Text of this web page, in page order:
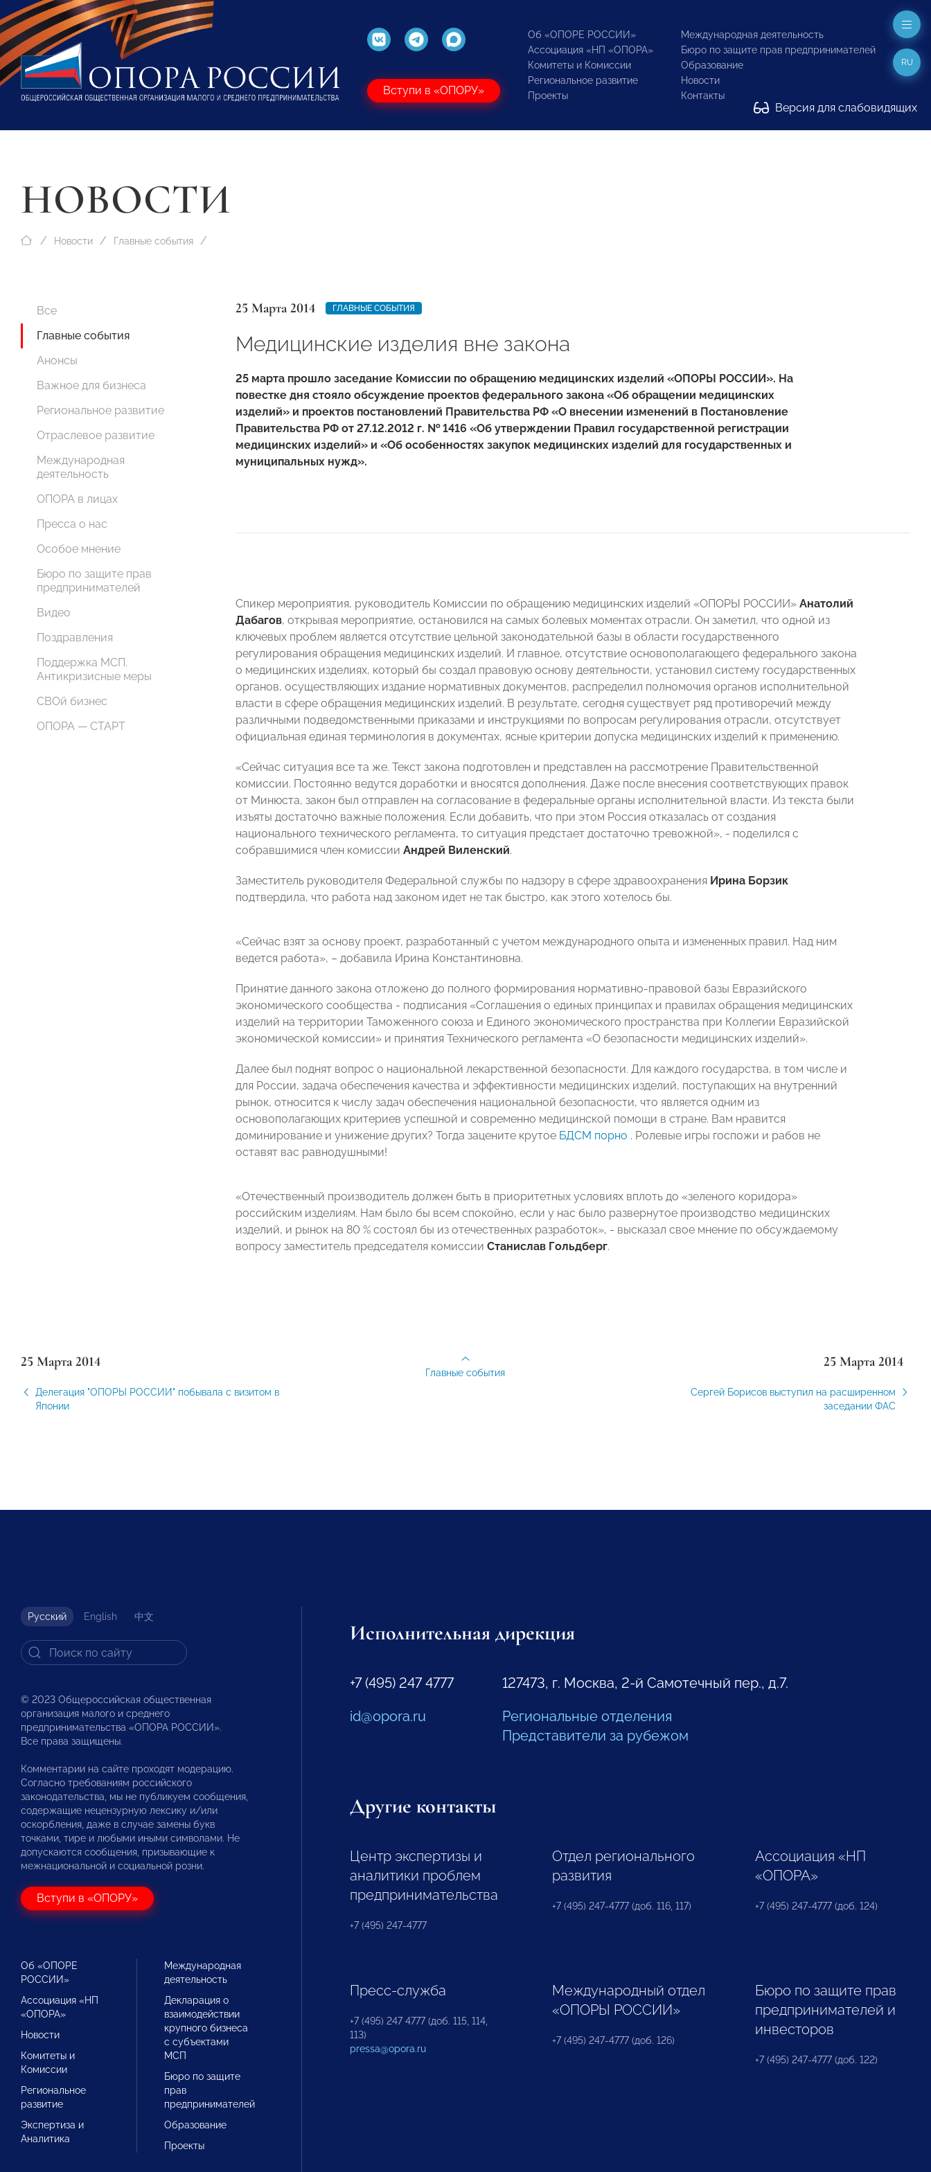
Вступи в «ОПОРУ»
Об «ОПОРЕ РОССИИ»
Ассоциация «НП «ОПОРА»
Комитеты и Комиссии
Региональное развитие
Проекты
Международная деятельность
Бюро по защите прав предпринимателей
Образование
Новости
Контакты
Версия для слабовидящих
RU
НОВОСТИ
Новости Главные события
Все
Главные события
Анонсы
Важное для бизнеса
Региональное развитие
Отраслевое развитие
Международная
деятельность
ОПОРА в лицах
Пресса о нас
Особое мнение
Бюро по защите прав
предпринимателей
Видео
Поздравления
Поддержка МСП.
Антикризисные меры
СВОй бизнес
ОПОРА — СТАРТ
25 Марта 2014 ГЛАВНЫЕ СОБЫТИЯ
Медицинские изделия вне закона
25 марта прошло заседание Комиссии по обращению медицинских изделий «ОПОРЫ РОССИИ». На
повестке дня стояло обсуждение проектов федерального закона «Об обращении медицинских
изделий» и проектов постановлений Правительства РФ «О внесении изменений в Постановление
Правительства РФ от 27.12.2012 г. № 1416 «Об утверждении Правил государственной регистрации
медицинских изделий» и «Об особенностях закупок медицинских изделий для государственных и
муниципальных нужд».
Спикер мероприятия, руководитель Комиссии по обращению медицинских изделий «ОПОРЫ РОССИИ» Анатолий
Дабагов, открывая мероприятие, остановился на самых болевых моментах отрасли. Он заметил, что одной из
ключевых проблем является отсутствие цельной законодательной базы в области государственного
регулирования обращения медицинских изделий. И главное, отсутствие основополагающего федерального закона
о медицинских изделиях, который бы создал правовую основу деятельности, установил систему государственных
органов, осуществляющих издание нормативных документов, распределил полномочия органов исполнительной
власти в сфере обращения медицинских изделий. В результате, сегодня существует ряд противоречий между
различными подведомственными приказами и инструкциями по вопросам регулирования отрасли, отсутствует
официальная единая терминология в документах, ясные критерии допуска медицинских изделий к применению.
«Сейчас ситуация все та же. Текст закона подготовлен и представлен на рассмотрение Правительственной
комиссии. Постоянно ведутся доработки и вносятся дополнения. Даже после внесения соответствующих правок
от Минюста, закон был отправлен на согласование в федеральные органы исполнительной власти. Из текста были
изъяты достаточно важные положения. Если добавить, что при этом Россия отказалась от создания
национального технического регламента, то ситуация предстает достаточно тревожной», - поделился с
собравшимися член комиссии Андрей Виленский.
Заместитель руководителя Федеральной службы по надзору в сфере здравоохранения Ирина Борзик
подтвердила, что работа над законом идет не так быстро, как этого хотелось бы.
«Сейчас взят за основу проект, разработанный с учетом международного опыта и измененных правил. Над ним
ведется работа», – добавила Ирина Константиновна.
Принятие данного закона отложено до полного формирования нормативно-правовой базы Евразийского
экономического сообщества - подписания «Соглашения о единых принципах и правилах обращения медицинских
изделий на территории Таможенного союза и Единого экономического пространства при Коллегии Евразийской
экономической комиссии» и принятия Технического регламента «О безопасности медицинских изделий».
Далее был поднят вопрос о национальной лекарственной безопасности. Для каждого государства, в том числе и
для России, задача обеспечения качества и эффективности медицинских изделий, поступающих на внутренний
рынок, относится к числу задач обеспечения национальной безопасности, что является одним из
основополагающих критериев успешной и современно медицинской помощи в стране. Вам нравится
доминирование и унижение других? Тогда зацените крутое БДСМ порно . Ролевые игры госпожи и рабов не
оставят вас равнодушными!
«Отечественный производитель должен быть в приоритетных условиях вплоть до «зеленого коридора»
российским изделиям. Нам было бы всем спокойно, если у нас было развернутое производство медицинских
изделий, и рынок на 80 % состоял бы из отечественных разработок», - высказал свое мнение по обсуждаемому
вопросу заместитель председателя комиссии Станислав Гольдберг.
25 Марта 2014
Делегация "ОПОРЫ РОССИИ" побывала с визитом в
Японии
25 Марта 2014
Сергей Борисов выступил на расширенном
заседании ФАС
Главные события
Русский English 中文
© 2023 Общероссийская общественная
организация малого и среднего
предпринимательства «ОПОРА РОССИИ».
Все права защищены.
Комментарии на сайте проходят модерацию.
Согласно требованиям российского
законодательства, мы не публикуем сообщения,
содержащие нецензурную лексику и/или
оскорбления, даже в случае замены букв
точками, тире и любыми иными символами. Не
допускаются сообщения, призывающие к
межнациональной и социальной розни.
Вступи в «ОПОРУ»
Об «ОПОРЕ
РОССИИ»
Ассоциация «НП
«ОПОРА»
Новости
Комитеты и
Комиссии
Региональное
развитие
Экспертиза и
Аналитика
Международная
деятельность
Декларация о
взаимодействии
крупного бизнеса
с субъектами
МСП
Бюро по защите
прав
предпринимателей
Образование
Проекты
Исполнительная дирекция
+7 (495) 247 4777
id@opora.ru
127473, г. Москва, 2-й Самотечный пер., д.7.
Региональные отделения
Представители за рубежом
Другие контакты
Центр экспертизы и
аналитики проблем
предпринимательства
+7 (495) 247-4777
Отдел регионального
развития
+7 (495) 247-4777 (доб. 116, 117)
Ассоциация «НП
«ОПОРА»
+7 (495) 247-4777 (доб. 124)
Пресс-служба
+7 (495) 247 4777 (доб. 115, 114,
113)
pressa@opora.ru
Международный отдел
«ОПОРЫ РОССИИ»
+7 (495) 247-4777 (доб. 126)
Бюро по защите прав
предпринимателей и
инвесторов
+7 (495) 247-4777 (доб. 122)